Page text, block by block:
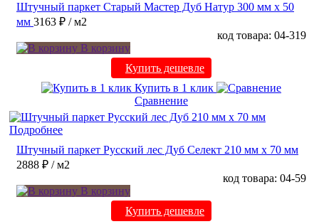
Штучный паркет Старый Мастер Дуб Натур 300 мм х 50
мм 3163 ₽ / м2
код товара: 04-319
В корзину
Купить дешевле
Купить в 1 клик
Сравнение
Подробнее
Штучный паркет Русский лес Дуб Селект 210 мм х 70 мм
2888 ₽ / м2
код товара: 04-59
В корзину
Купить дешевле